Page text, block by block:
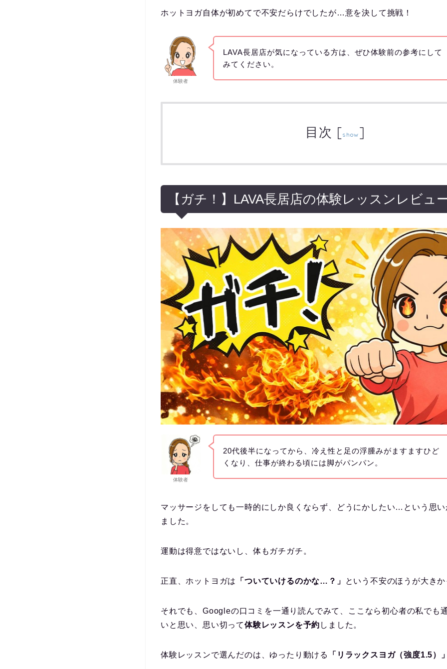
ホットヨガ自体が初めてで不安だらけでしたが…意を決して挑戦！
体験者
LAVA長居店が気になっている方は、ぜひ体験前の参考にして
みてください。
目次 [show ]
【ガチ！】LAVA長居店の体験レッスンレビュ
体験者
20代後半になってから、冷え性と足の浮腫みがますますひど
くなり、仕事が終わる頃には脚がパンパン。
マッサージをしても一時的にしか良くならず、どうにかしたい…という思
ました。
運動は得意ではないし、体もガチガチ。
正直、ホットヨガは 「ついていけるのかな…？」 という不安のほうが大き
それでも、Googleの口コミを一通り読んでみて、ここなら初心者の私でも
いと思い、思い切って体験レッスンを予約 しました。
体験レッスンで選んだのは、ゆったり動ける 「リラックスヨガ（強度1.5）